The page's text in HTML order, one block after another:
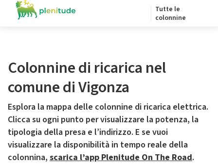
Tutte le
colonnine
Colonnine di ricarica nel
comune di Vigonza
Esplora la mappa delle colonnine di ricarica elettrica.
Clicca su ogni punto per visualizzare la potenza, la
tipologia della presa e l’indirizzo. E se vuoi
visualizzare la disponibilità in tempo reale della
colonnina, scarica l’app Plenitude On The Road.